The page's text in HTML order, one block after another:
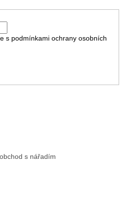
s podmínkami ochrany osobních
s nářadím